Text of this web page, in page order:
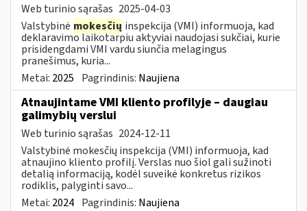
Web turinio sąrašas 2025-04-03
Valstybinė mokesčių inspekcija (VMI) informuoja, kad
deklaravimo laikotarpiu aktyviai naudojasi sukčiai, kurie
prisidengdami VMI vardu siunčia melagingus
pranešimus, kuria...
Metai: 2025 Pagrindinis: Naujiena
Atnaujintame VMI kliento profilyje – daugiau
galimybių verslui
Web turinio sąrašas 2024-12-11
Valstybinė mokesčių inspekcija (VMI) informuoja, kad
atnaujino kliento profilį. Verslas nuo šiol gali sužinoti
detalią informaciją, kodėl suveikė konkretus rizikos
rodiklis, palyginti savo...
Metai: 2024 Pagrindinis: Naujiena